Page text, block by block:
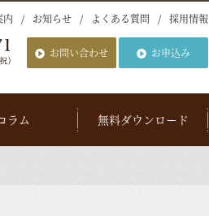
内 お知らせ よくある質問 採用情報
お問い合わせ お申込み
ラム 無料ダウンロード